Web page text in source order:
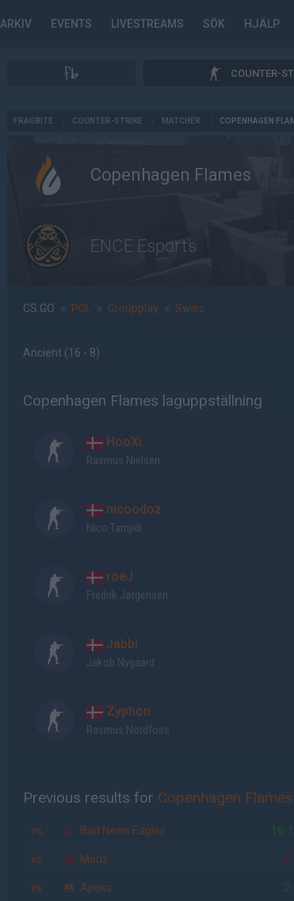
ARKIV EVENTS LIVESTREAMS SÖK HJÄLP
COUNTER-
FRAGBITE COUNTER-STRIKE MATCHER COPENHAGEN
Copenhagen Flames
ENCE Esports
CS:GO » PGL » Groupplay » Swiss
Ancient (16 - 8)
Copenhagen Flames laguppställning
HooXi
Rasmus Nielsen
nicoodoz
Nico Tamjidi
roeJ
Fredrik Jørgensen
Jabbi
Jakob Nygaard
Zyphon
Rasmus Nordfoss
Previous results for Copenhagen Flames
vs. Bad News Eagles 16-
vs. Mouz
vs. Apeks